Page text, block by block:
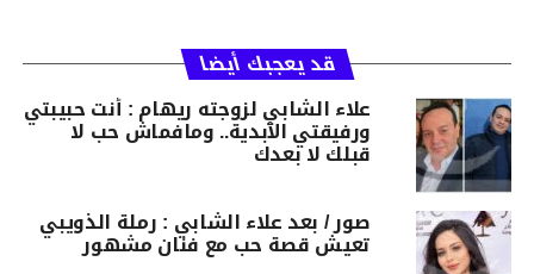
قد يعجبك أيضا
علاء الشابي لزوجته ريهام : أنت حبيبتي
ورفيقتي الأبدية.. ومافماش حب لا
قبلك لا بعدك
صور / بعد علاء الشابي : رملة الذويبي
تعيش قصة حب مع فنان مشهور